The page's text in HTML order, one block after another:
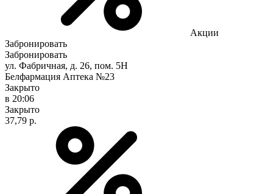
Акции
Забронировать
Забронировать
ул. Фабричная, д. 26, пом. 5Н
Белфармация Аптека №23
Закрыто
в 20:06
Закрыто
37,79 р.